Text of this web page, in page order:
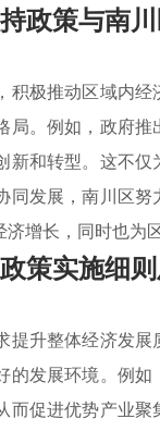
政策与南
积极推动区域内
局。例如，政府推
新和转型。这不
同发展，南川区
增长，同时也
策实施细
提升整体经济发
的发展环境。例如
而促进优势产业